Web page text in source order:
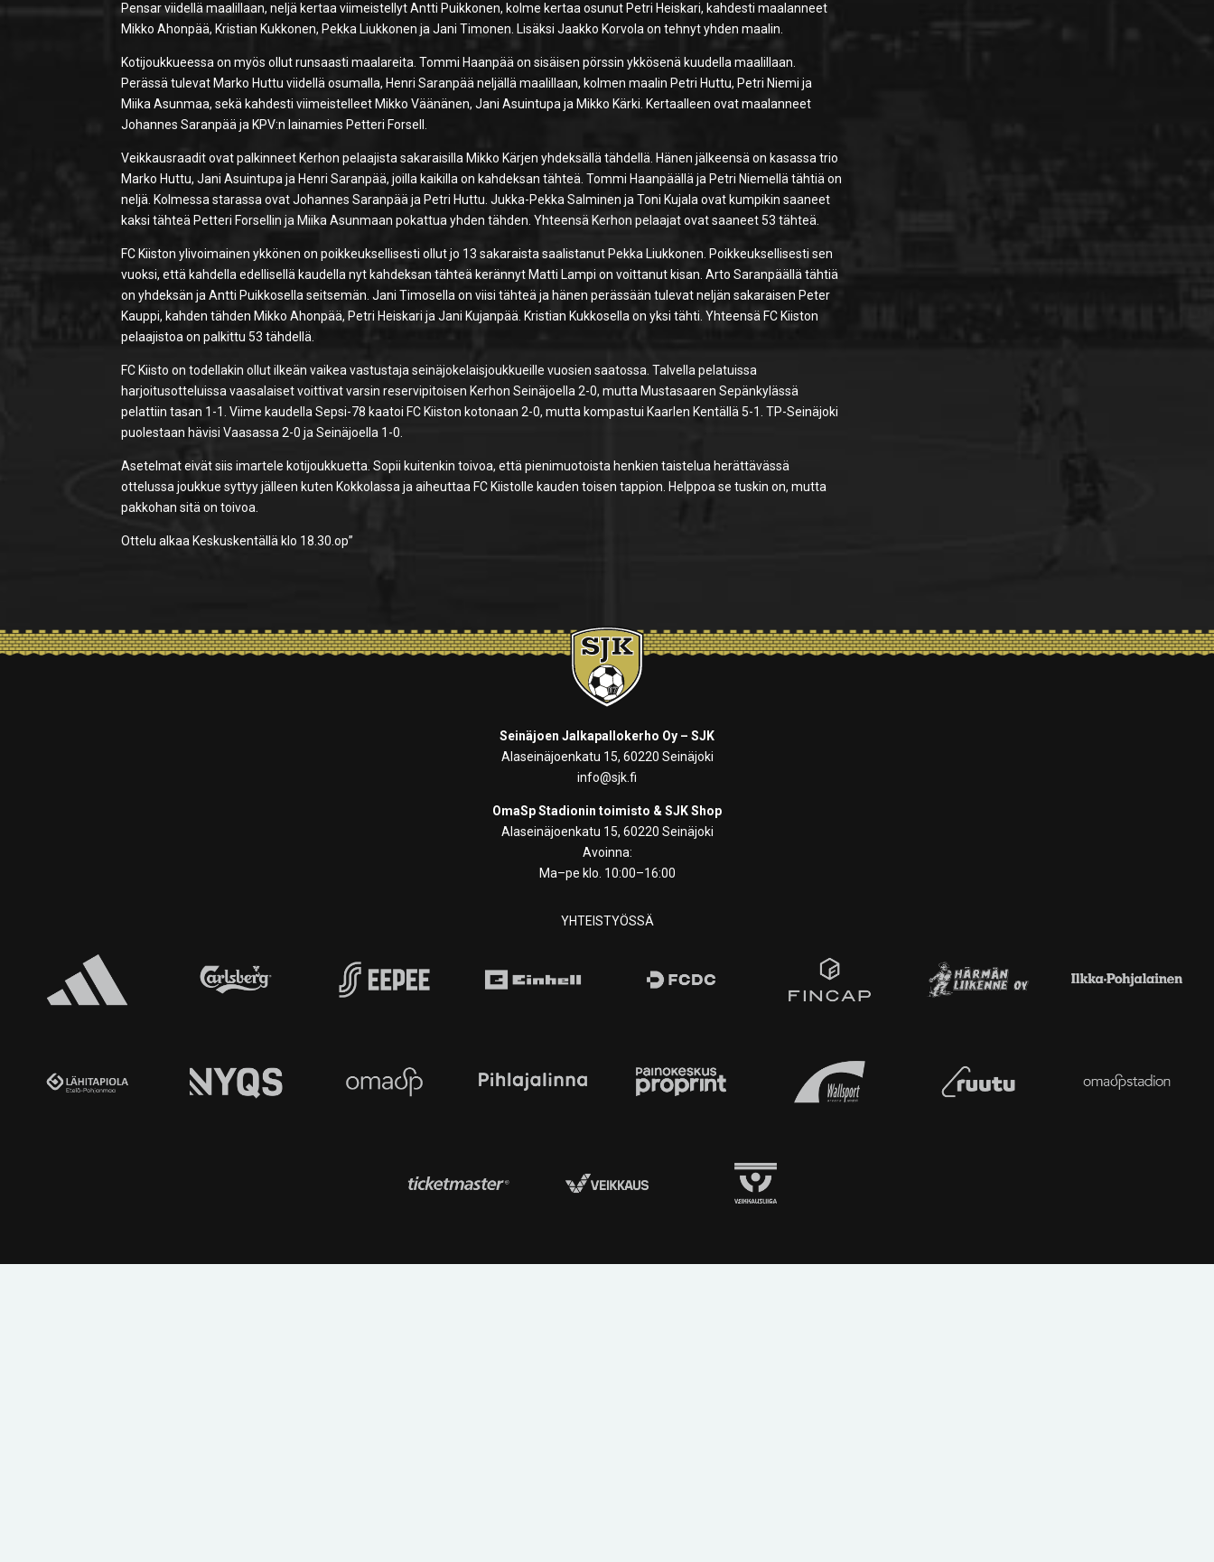
Pensar viidellä maalillaan, neljä kertaa viimeistellyt Antti Puikkonen, kolme kertaa osunut Petri Heiskari, kahdesti maalanneet
Mikko Ahonpää, Kristian Kukkonen, Pekka Liukkonen ja Jani Timonen. Lisäksi Jaakko Korvola on tehnyt yhden maalin.
Kotijoukkueessa on myös ollut runsaasti maalareita. Tommi Haanpää on sisäisen pörssin ykkösenä kuudella maalillaan.
Perässä tulevat Marko Huttu viidellä osumalla, Henri Saranpää neljällä maalillaan, kolmen maalin Petri Huttu, Petri Niemi ja
Miika Asunmaa, sekä kahdesti viimeistelleet Mikko Väänänen, Jani Asuintupa ja Mikko Kärki. Kertaalleen ovat maalanneet
Johannes Saranpää ja KPV:n lainamies Petteri Forsell.
Veikkausraadit ovat palkinneet Kerhon pelaajista sakaraisilla Mikko Kärjen yhdeksällä tähdellä. Hänen jälkeensä on kasassa trio
Marko Huttu, Jani Asuintupa ja Henri Saranpää, joilla kaikilla on kahdeksan tähteä. Tommi Haanpäällä ja Petri Niemellä tähtiä on
neljä. Kolmessa starassa ovat Johannes Saranpää ja Petri Huttu. Jukka-Pekka Salminen ja Toni Kujala ovat kumpikin saaneet
kaksi tähteä Petteri Forsellin ja Miika Asunmaan pokattua yhden tähden. Yhteensä Kerhon pelaajat ovat saaneet 53 tähteä.
FC Kiiston ylivoimainen ykkönen on poikkeuksellisesti ollut jo 13 sakaraista saalistanut Pekka Liukkonen. Poikkeuksellisesti sen
vuoksi, että kahdella edellisellä kaudella nyt kahdeksan tähteä kerännyt Matti Lampi on voittanut kisan. Arto Saranpäällä tähtiä
on yhdeksän ja Antti Puikkosella seitsemän. Jani Timosella on viisi tähteä ja hänen perässään tulevat neljän sakaraisen Peter
Kauppi, kahden tähden Mikko Ahonpää, Petri Heiskari ja Jani Kujanpää. Kristian Kukkosella on yksi tähti. Yhteensä FC Kiiston
pelaajistoa on palkittu 53 tähdellä.
FC Kiisto on todellakin ollut ilkeän vaikea vastustaja seinäjokelaisjoukkueille vuosien saatossa. Talvella pelatuissa
harjoitusotteluissa vaasalaiset voittivat varsin reservipitoisen Kerhon Seinäjoella 2-0, mutta Mustasaaren Sepänkylässä
pelattiin tasan 1-1. Viime kaudella Sepsi-78 kaatoi FC Kiiston kotonaan 2-0, mutta kompastui Kaarlen Kentällä 5-1. TP-Seinäjoki
puolestaan hävisi Vaasassa 2-0 ja Seinäjoella 1-0.
Asetelmat eivät siis imartele kotijoukkuetta. Sopii kuitenkin toivoa, että pienimuotoista henkien taistelua herättävässä
ottelussa joukkue syttyy jälleen kuten Kokkolassa ja aiheuttaa FC Kiistolle kauden toisen tappion. Helppoa se tuskin on, mutta
pakkohan sitä on toivoa.
Ottelu alkaa Keskuskentällä klo 18.30.op”
Seinäjoen Jalkapallokerho Oy – SJK
Alaseinäjoenkatu 15, 60220 Seinäjoki
info@sjk.fi
OmaSp Stadionin toimisto & SJK Shop
Alaseinäjoenkatu 15, 60220 Seinäjoki
Avoinna:
Ma–pe klo. 10:00–16:00
YHTEISTYÖSSÄ